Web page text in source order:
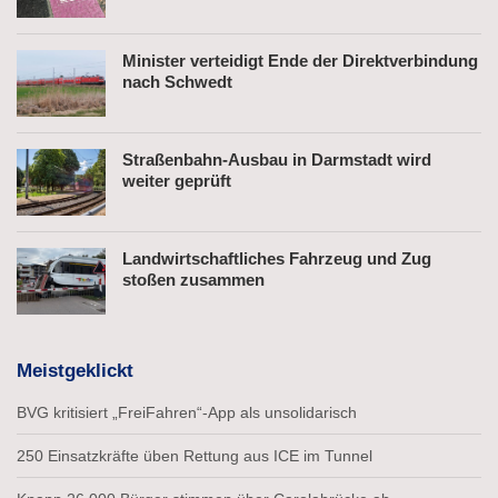
Minister verteidigt Ende der Direktverbindung
nach Schwedt
Straßenbahn-Ausbau in Darmstadt wird
weiter geprüft
Landwirtschaftliches Fahrzeug und Zug
stoßen zusammen
Meistgeklickt
BVG kritisiert „FreiFahren“-App als unsolidarisch
250 Einsatzkräfte üben Rettung aus ICE im Tunnel